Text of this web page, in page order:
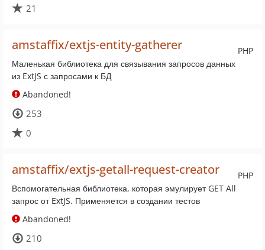
21
PHP
amstaffix/extjs-entity-gatherer
Маленькая библиотека для связывания запросов данных
из ExtJS с запросами к БД
Abandoned!
253
0
PHP
amstaffix/extjs-getall-request-creator
Вспомогательная библиотека, которая эмулирует GET All
запрос от ExtJS. Применяется в создании тестов
Abandoned!
210